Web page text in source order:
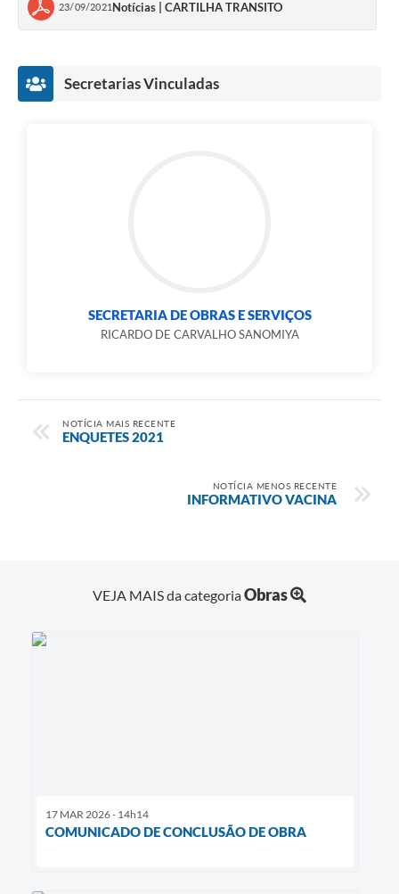
23/09/2021 Notícias | CARTILHA TRANSITO
Secretarias Vinculadas
SECRETARIA DE OBRAS E SERVIÇOS
RICARDO DE CARVALHO SANOMIYA
NOTÍCIA MAIS RECENTE
ENQUETES 2021
NOTÍCIA MENOS RECENTE
INFORMATIVO VACINA
VEJA MAIS da categoriaObras
17 MAR 2026 - 14h14
COMUNICADO DE CONCLUSÃO DE OBRA